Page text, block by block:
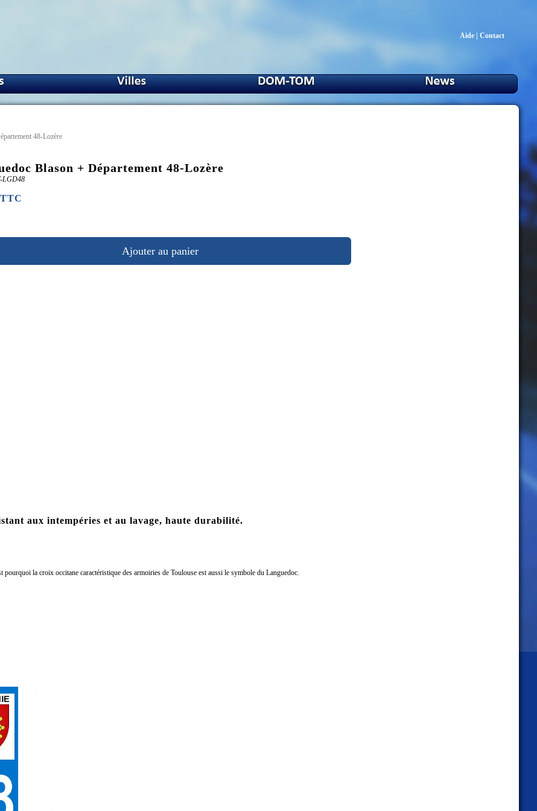
Aide Contact
48-Lozère
Blason + Département 48-Lozère
LGD48
Ajouter au panier
aux intempéries et au lavage, haute durabilité.
la croix occitane caractéristique des armoiries de Toulouse est aussi le symbole du Languedoc.